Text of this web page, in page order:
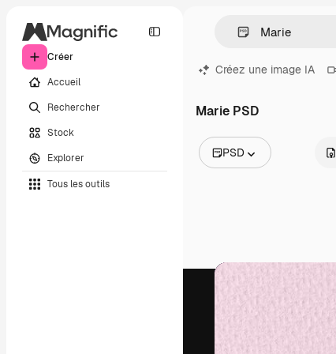
Créer
Accueil
Rechercher
Stock
Explorer
Tous les outils
Créez une image IA
Marie PSD
PSD
Vidéos
Clips de vidéo
Graphiques animés
Templates vidéos
Icônes
Modèles 3D
Polices